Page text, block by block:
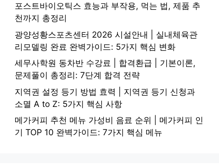
포스트바이오틱스 효능과 부작용, 먹는 법, 제품 추
천까지 총정리
광양성황스포츠센터 2026 시설안내 | 실내체육관
리모델링 완료 완벽가이드: 5가지 핵심 변화
세무사학원 동차반 수강료 | 합격환급 | 기본이론,
문제풀이 총정리: 7단계 합격 전략
지역권 설정 등기 방법 효력 | 지역권 등기 신청과
소멸 A to Z: 5가지 핵심 사항
메가커피 추천 메뉴 가성비 음료 순위 | 메가커피 인
기 TOP 10 완벽가이드: 7가지 핵심 메뉴